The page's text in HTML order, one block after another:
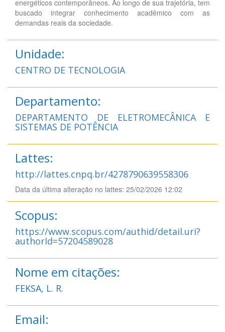
energéticos contemporâneos. Ao longo de sua trajetória, tem
buscado integrar conhecimento acadêmico com as
demandas reais da sociedade.
Unidade:
CENTRO DE TECNOLOGIA
Departamento:
DEPARTAMENTO DE ELETROMECÂNICA E
SISTEMAS DE POTÊNCIA
Lattes:
http://lattes.cnpq.br/4278790639558306
Data da última alteração no lattes: 25/02/2026 12:02
Scopus:
https://www.scopus.com/authid/detail.uri?
authorId=57204589028
Nome em citações:
FEKSA, L. R.
Email: